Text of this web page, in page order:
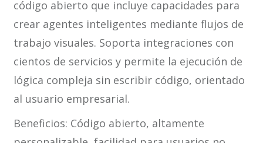
código abierto que incluye capacidades para
crear agentes inteligentes mediante flujos de
trabajo visuales. Soporta integraciones con
cientos de servicios y permite la ejecución de
lógica compleja sin escribir código, orientado
al usuario empresarial.
Beneficios: Código abierto, altamente